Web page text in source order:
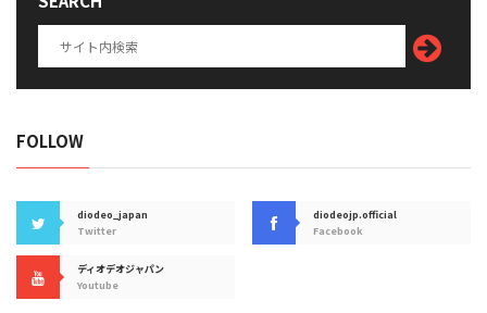
FOLLOW
diodeo_japan
Twitter
diodeojp.official
Facebook
ディオデオジャパン
Youtube